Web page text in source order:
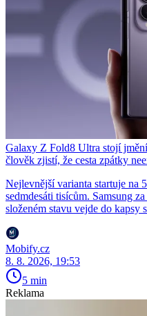
Galaxy Z Fold8 Ultra stojí
člověk zjistí, že cesta zpátky
Nejlevnější varianta startuje na
sedmdesáti tisícům. Samsung
složeném stavu vejde do kapsy
Mobify.cz
8. 8. 2026, 19:53
5 min
Reklama